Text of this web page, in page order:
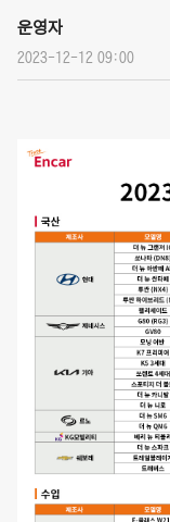
운영자
2023-12-12 09:00